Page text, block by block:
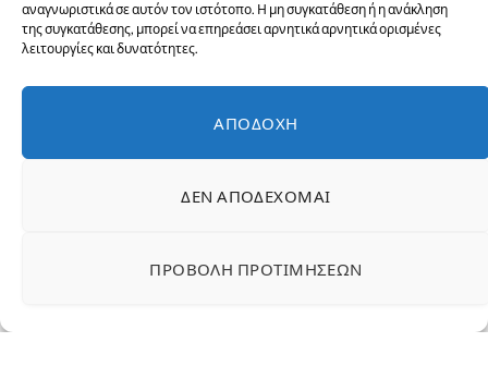
αναγνωριστικά σε αυτόν τον ιστότοπο. Η μη συγκατάθεση ή η ανάκληση
της συγκατάθεσης, μπορεί να επηρεάσει αρνητικά αρνητικά ορισμένες
λειτουργίες και δυνατότητες.
ΑΠΟΔΟΧΉ
ΔΕΝ ΑΠΟΔΈΧΟΜΑΙ
ΠΡΟΒΟΛΉ ΠΡΟΤΙΜΉΣΕΩΝ